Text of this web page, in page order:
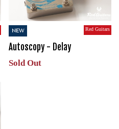
NEW Red Guitars
Autoscopy - Delay
Sold Out